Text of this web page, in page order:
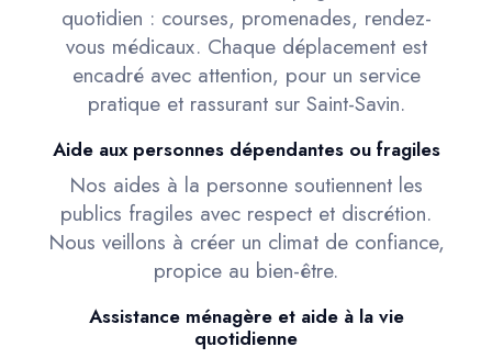
quotidien : courses, promenades, rendez-
vous médicaux. Chaque déplacement est
encadré avec attention, pour un service
pratique et rassurant sur Saint-Savin.
Aide aux personnes dépendantes ou fragiles
Nos aides à la personne soutiennent les
publics fragiles avec respect et discrétion.
Nous veillons à créer un climat de confiance,
propice au bien-être.
Assistance ménagère et aide à la vie
quotidienne